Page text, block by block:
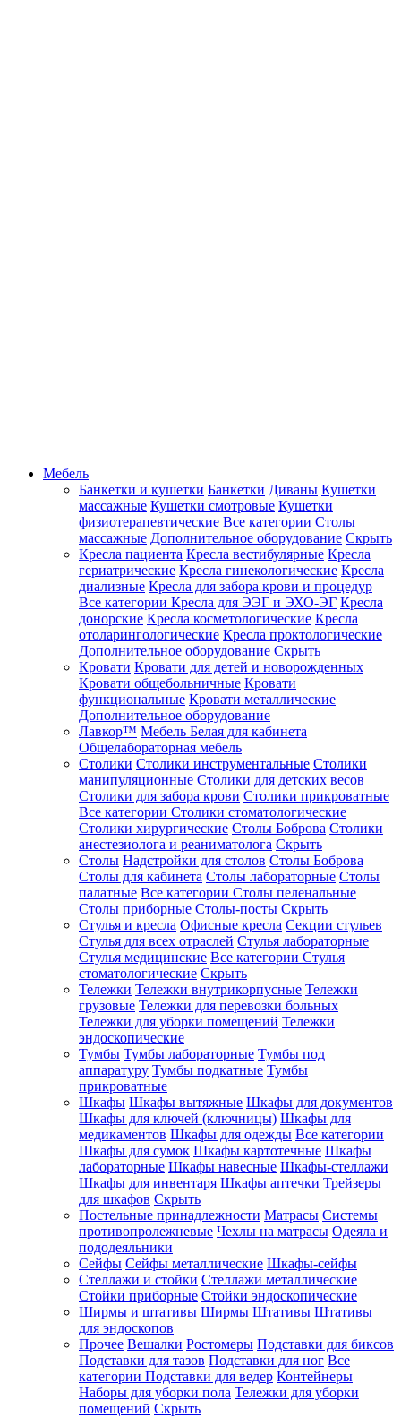
Мебель
Банкетки и кушетки Банкетки Диваны Кушетки
массажные Кушетки смотровые Кушетки
физиотерапевтические Все категории Столы
массажные Дополнительное оборудование Скрыть
Кресла пациента Кресла вестибулярные Кресла
гериатрические Кресла гинекологические Кресла
диализные Кресла для забора крови и процедур
Все категории Кресла для ЭЭГ и ЭХО-ЭГ Кресла
донорские Кресла косметологические Кресла
отоларингологические Кресла проктологические
Дополнительное оборудование Скрыть
Кровати Кровати для детей и новорожденных
Кровати общебольничные Кровати
функциональные Кровати металлические
Дополнительное оборудование
Лавкор™ Мебель Белая для кабинета
Общелабораторная мебель
Столики Столики инструментальные Столики
манипуляционные Столики для детских весов
Столики для забора крови Столики прикроватные
Все категории Столики стоматологические
Столики хирургические Столы Боброва Столики
анестезиолога и реаниматолога Скрыть
Столы Надстройки для столов Столы Боброва
Столы для кабинета Столы лабораторные Столы
палатные Все категории Столы пеленальные
Столы приборные Столы-посты Скрыть
Стулья и кресла Офисные кресла Секции стульев
Стулья для всех отраслей Стулья лабораторные
Стулья медицинские Все категории Стулья
стоматологические Скрыть
Тележки Тележки внутрикорпусные Тележки
грузовые Тележки для перевозки больных
Тележки для уборки помещений Тележки
эндоскопические
Тумбы Тумбы лабораторные Тумбы под
аппаратуру Тумбы подкатные Тумбы
прикроватные
Шкафы Шкафы вытяжные Шкафы для документов
Шкафы для ключей (ключницы) Шкафы для
медикаментов Шкафы для одежды Все категории
Шкафы для сумок Шкафы картотечные Шкафы
лабораторные Шкафы навесные Шкафы-стеллажи
Шкафы для инвентаря Шкафы аптечки Трейзеры
для шкафов Скрыть
Постельные принадлежности Матрасы Системы
противопролежневые Чехлы на матрасы Одеяла и
пододеяльники
Сейфы Сейфы металлические Шкафы-сейфы
Стеллажи и стойки Стеллажи металлические
Стойки приборные Стойки эндоскопические
Ширмы и штативы Ширмы Штативы Штативы
для эндоскопов
Прочее Вешалки Ростомеры Подставки для биксов
Подставки для тазов Подставки для ног Все
категории Подставки для ведер Контейнеры
Наборы для уборки пола Тележки для уборки
помещений Скрыть